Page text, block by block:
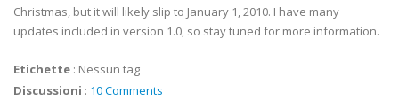
Christmas, but it will likely slip to January 1, 2010. I have many
updates included in version 1.0, so stay tuned for more information.
Etichette : Nessun tag
Discussioni : 10 Comments